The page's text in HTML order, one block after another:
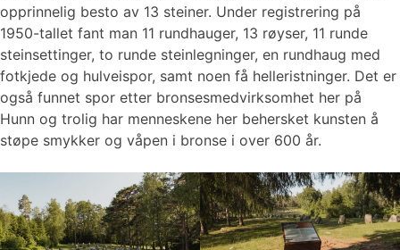
opprinnelig besto av 13 steiner. Under registrering på
1950-tallet fant man 11 rundhauger, 13 røyser, 11 runde
steinsettinger, to runde steinlegninger, en rundhaug med
fotkjede og hulveispor, samt noen få helleristninger. Det er
også funnet spor etter bronsesmedvirksomhet her på
Hunn og trolig har menneskene her behersket kunsten å
støpe smykker og våpen i bronse i over 600 år.